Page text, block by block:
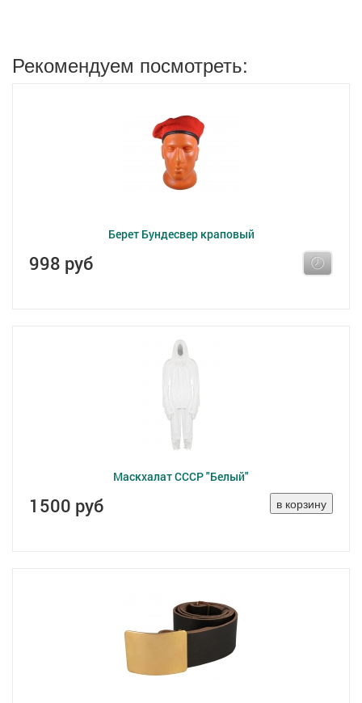
Рекомендуем посмотреть:
Берет Бундесвер краповый
998 руб
Маскхалат СССР "Белый"
1500 руб